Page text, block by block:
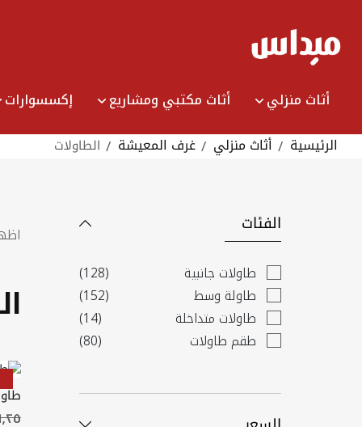
Content
أثاث منزلي أثاث مكتبي ومشاريع إكسسوارات
الرئيسية
أثاث منزلي غرف المعيشة الطاولات
الفئات
طاولات جانبية 128
items
طاولة وسط
152
items
طاولات متداخلة
14
items
طقم طاولات​
80
items